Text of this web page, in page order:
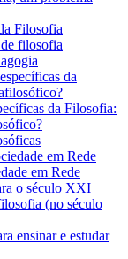
Filosofia
filosofia
da
da Filosofia:
em Rede
em Rede
o século XXI
(no século
ensinar e estudar